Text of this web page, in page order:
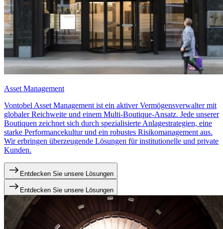
Asset Management
Vontobel Asset Management ist ein aktiver Vermögensverwalter mit
globaler Reichweite und einem Multi-Boutique-Ansatz. Jede unserer
Boutiquen zeichnet sich durch spezialisierte Anlagestrategien, eine
starke Performancekultur und ein robustes Risikomanagement aus.
Wir erbringen überzeugende Lösungen für institutionelle und private
Kunden.
Entdecken Sie unsere Lösungen
Entdecken Sie unsere Lösungen